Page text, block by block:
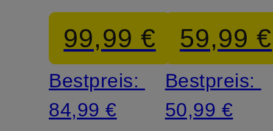
V WP
99,99 €
Bestpreis:
84,99 €
59,99 €
Bestpreis:
50,99 €